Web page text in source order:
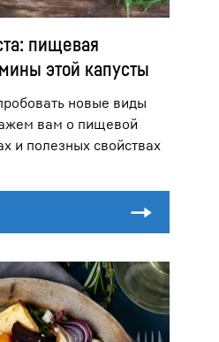
пищевая
этой капусты
новые виды
вам о пищевой
и полезных свойствах